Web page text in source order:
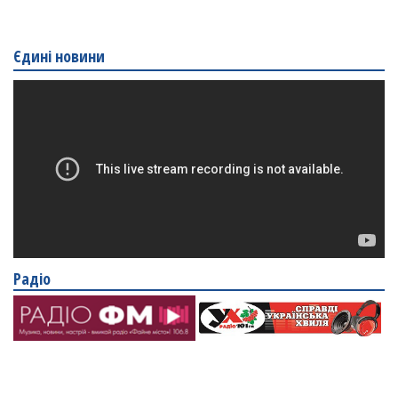
Єдині новини
Радіо